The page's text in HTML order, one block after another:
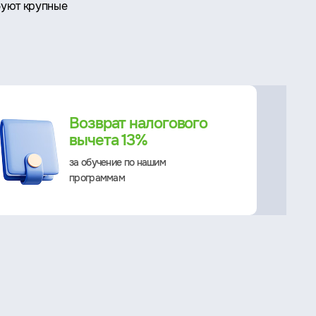
крупные
Возврат налогового
вычета 13%
за обучение по нашим
программам